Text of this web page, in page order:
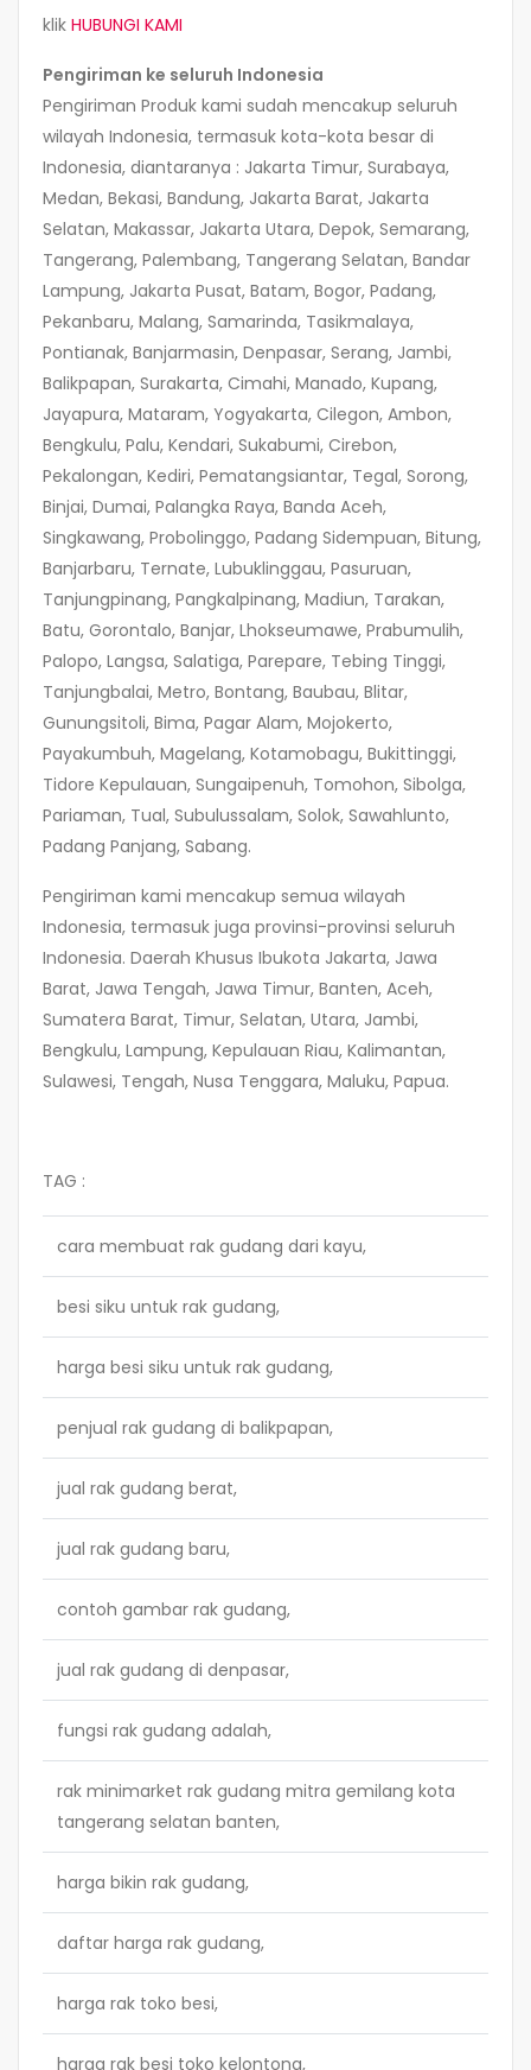
klik HUBUNGI KAMI
Pengiriman ke seluruh Indonesia
Pengiriman Produk kami sudah mencakup seluruh
wilayah Indonesia, termasuk kota-kota besar di
Indonesia, diantaranya : Jakarta Timur, Surabaya,
Medan, Bekasi, Bandung, Jakarta Barat, Jakarta
Selatan, Makassar, Jakarta Utara, Depok, Semarang,
Tangerang, Palembang, Tangerang Selatan, Bandar
Lampung, Jakarta Pusat, Batam, Bogor, Padang,
Pekanbaru, Malang, Samarinda, Tasikmalaya,
Pontianak, Banjarmasin, Denpasar, Serang, Jambi,
Balikpapan, Surakarta, Cimahi, Manado, Kupang,
Jayapura, Mataram, Yogyakarta, Cilegon, Ambon,
Bengkulu, Palu, Kendari, Sukabumi, Cirebon,
Pekalongan, Kediri, Pematangsiantar, Tegal, Sorong,
Binjai, Dumai, Palangka Raya, Banda Aceh,
Singkawang, Probolinggo, Padang Sidempuan, Bitung,
Banjarbaru, Ternate, Lubuklinggau, Pasuruan,
Tanjungpinang, Pangkalpinang, Madiun, Tarakan,
Batu, Gorontalo, Banjar, Lhokseumawe, Prabumulih,
Palopo, Langsa, Salatiga, Parepare, Tebing Tinggi,
Tanjungbalai, Metro, Bontang, Baubau, Blitar,
Gunungsitoli, Bima, Pagar Alam, Mojokerto,
Payakumbuh, Magelang, Kotamobagu, Bukittinggi,
Tidore Kepulauan, Sungaipenuh, Tomohon, Sibolga,
Pariaman, Tual, Subulussalam, Solok, Sawahlunto,
Padang Panjang, Sabang.
Pengiriman kami mencakup semua wilayah
Indonesia, termasuk juga provinsi-provinsi seluruh
Indonesia. Daerah Khusus Ibukota Jakarta, Jawa
Barat, Jawa Tengah, Jawa Timur, Banten, Aceh,
Sumatera Barat, Timur, Selatan, Utara, Jambi,
Bengkulu, Lampung, Kepulauan Riau, Kalimantan,
Sulawesi, Tengah, Nusa Tenggara, Maluku, Papua.
TAG :
cara membuat rak gudang dari kayu,
besi siku untuk rak gudang,
harga besi siku untuk rak gudang,
penjual rak gudang di balikpapan,
jual rak gudang berat,
jual rak gudang baru,
contoh gambar rak gudang,
jual rak gudang di denpasar,
fungsi rak gudang adalah,
rak minimarket rak gudang mitra gemilang kota
tangerang selatan banten,
harga bikin rak gudang,
daftar harga rak gudang,
harga rak toko besi,
harga rak besi toko kelontong,